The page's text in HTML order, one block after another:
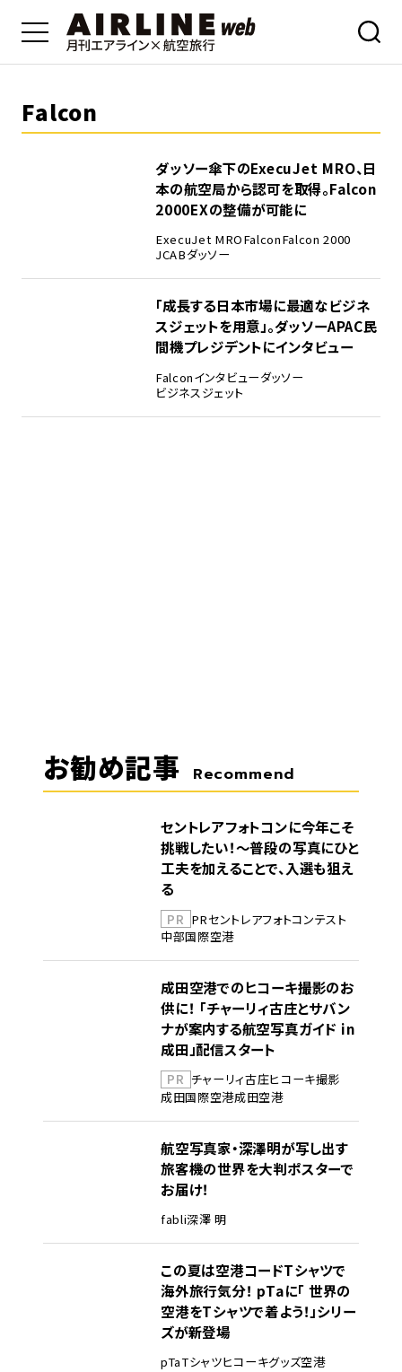
Falcon
ダッソー傘下のExecuJet MRO、日
本の航空局から認可を取得。Falcon
2000EXの整備が可能に
ExecuJet MROFalconFalcon 2000
JCABダッソー
「成長する日本市場に最適なビジネ
スジェットを用意」。ダッソーAPAC民
間機プレジデントにインタビュー
Falconインタビューダッソー
ビジネスジェット
お勧め記事 Recommend
セントレアフォトコンに今年こそ
挑戦したい！～普段の写真にひと
工夫を加えることで、入選も狙え
る
PR PRセントレアフォトコンテスト
中部国際空港
成田空港でのヒコーキ撮影のお
供に！ 「チャーリィ古庄とサバン
ナが案内する航空写真ガイド in
成田」配信スタート
PR チャーリィ古庄ヒコーキ撮影
成田国際空港成田空港
航空写真家・深澤明が写し出す
旅客機の世界を大判ポスターで
お届け！
fabli深澤 明
この夏は空港コードTシャツで
海外旅行気分！ pTaに「 世界の
空港をTシャツで着よう！」シリー
ズが新登場
pTaTシャツヒコーキグッズ空港